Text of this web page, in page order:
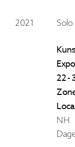
2021
22 -
NH